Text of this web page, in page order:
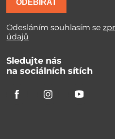
ODEBÍRAT
Odesláním souhlasím se
údajů
Sledujte nás
na sociálních sítích